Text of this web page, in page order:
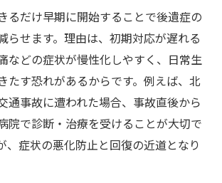
後の事故治療とリハビリの進め方
におけるリハビリ開始のタイミン
専門スタッフの有無で選ぶ理由
広島市の事故治療施設の選び方
るだけ早期に開始することで後遺症の
らせます。理由は、初期対応が遅れる
などの症状が慢性化しやすく、日常生
たす恐れがあるからです。例えば、北
通事故に遭われた場合、事故直後から
院で診断・治療を受けることが大切で
、症状の悪化防止と回復の近道となり